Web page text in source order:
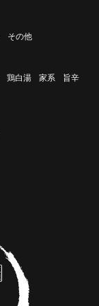
その他
鶏白湯 家系
旨辛